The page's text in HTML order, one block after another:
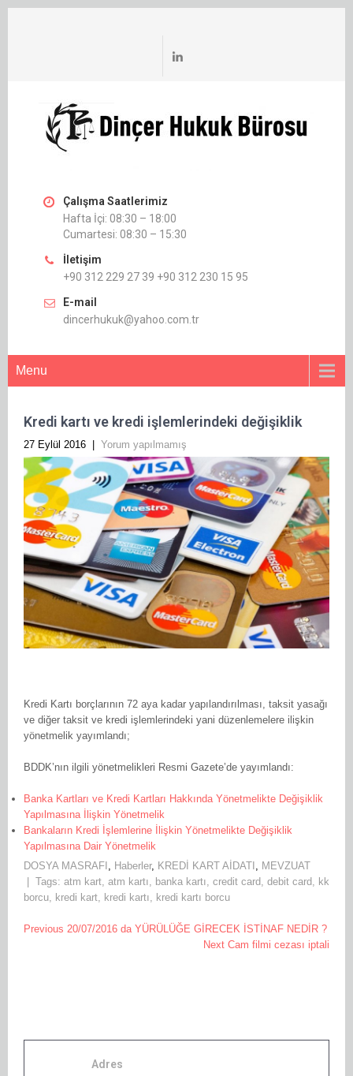
Çalışma Saatlerimiz
Hafta İçi: 08:30 – 18:00
Cumartesi: 08:30 – 15:30
İletişim
+90 312 229 27 39 +90 312 230 15 95
E-mail
dincerhukuk@yahoo.com.tr
Menu
Kredi kartı ve kredi işlemlerindeki değişiklik
27 Eylül 2016 Yorum yapılmamış
Kredi Kartı borçlarının 72 aya kadar yapılandırılması, taksit yasağı
ve diğer taksit ve kredi işlemlerindeki yani düzenlemelere ilişkin
yönetmelik yayımlandı;
BDDK’nın ilgili yönetmelikleri Resmi Gazete’de yayımlandı:
Banka Kartları ve Kredi Kartları Hakkında Yönetmelikte Değişiklik
Yapılmasına İlişkin Yönetmelik
Bankaların Kredi İşlemlerine İlişkin Yönetmelikte Değişiklik
Yapılmasına Dair Yönetmelik
DOSYA MASRAFI
Haberler, KREDİ KART AİDATI
MEVZUAT
| Tags: atm kart atm kartı banka kartı credit card debit card kk
borcu kredi kart kredi kartı kredi kartı borcu
Post
Yazı
Previous Previous
20/07/2016 da YÜRÜLÜĞE GİRECEK İSTİNAF NEDİR ?
Next Next
Cam filmi cezası iptali
Adres